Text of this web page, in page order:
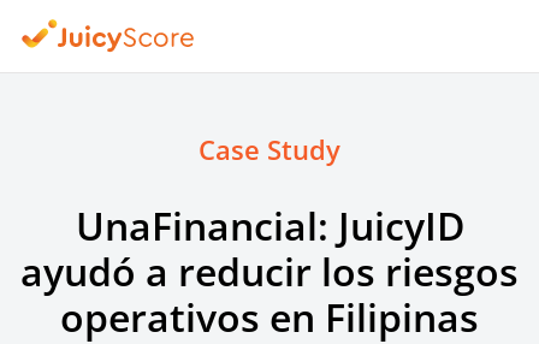
Case Study
UnaFinancial: JuicyID
ayudó a reducir los riesgos
operativos en Filipinas